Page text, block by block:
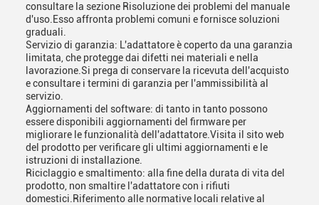
consultare la sezione Risoluzione dei problemi del manuale
d'uso.Esso affronta problemi comuni e fornisce soluzioni
graduali.
Servizio di garanzia: L'adattatore è coperto da una garanzia
limitata, che protegge dai difetti nei materiali e nella
lavorazione.Si prega di conservare la ricevuta dell'acquisto
e consultare i termini di garanzia per l'ammissibilità al
servizio.
Aggiornamenti del software: di tanto in tanto possono
essere disponibili aggiornamenti del firmware per
migliorare le funzionalità dell'adattatore.Visita il sito web
del prodotto per verificare gli ultimi aggiornamenti e le
istruzioni di installazione.
Riciclaggio e smaltimento: alla fine della durata di vita del
prodotto, non smaltire l'adattatore con i rifiuti
domestici.Riferimento alle normative locali relative al